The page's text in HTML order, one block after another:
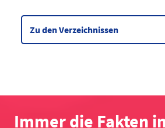
2022
2
Zu den Verzeichnissen
Immer die Fakten